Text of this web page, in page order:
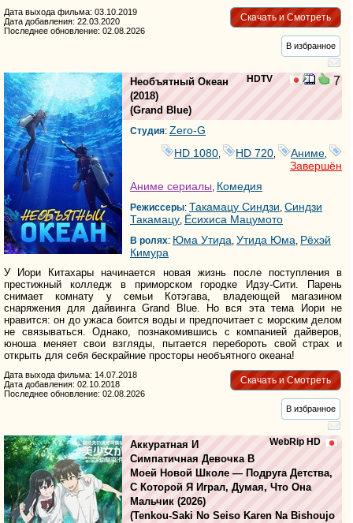
Скачать и Смотреть
Дата выхода фильма: 03.10.2019
Дата добавления: 22.03.2020
Последнее обновление: 02.08.2026
В избранное
HDTV 7
Необъятный Океан
(2018)
(Grand Blue)
Студия: Zero-G
HD 1080
HD 720 Аниме
Завершён
Аниме сериалы, Комедия
Режиссеры: Такамацу Синдзи, Синдзи
Такамацу, Ёсихиса Мацумото
В ролях: Юма Утида, Утида Юма, Рёхэй
Кимура
У Иори Китахары начинается новая жизнь после поступления в
престижный колледж в приморском городке Идзу-Сити. Парень
снимает комнату у семьи Котэгава, владеющей магазином
снаряжения для дайвинга Grand Blue. Но вся эта тема Иори не
нравится: он до ужаса боится воды и предпочитает с морским делом
не связываться. Однако, познакомившись с компанией дайверов,
юноша меняет свои взгляды, пытается перебороть свой страх и
открыть для себя бескрайние просторы необъятного океана!
Скачать и Смотреть
Дата выхода фильма: 14.07.2018
Дата добавления: 02.10.2018
Последнее обновление: 02.08.2026
В избранное
WebRip HD
Аккуратная И
Симпатичная Девочка В
Моей Новой Школе — Подруга Детства,
С Которой Я Играл, Думая, Что Она
Мальчик (2026)
(Tenkou-Saki No Seiso Karen Na Bishoujo